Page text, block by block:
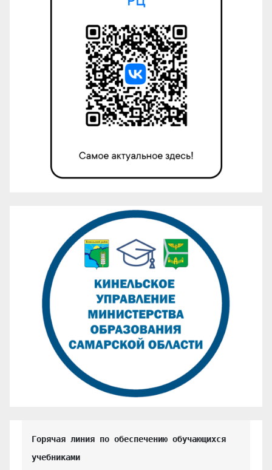
Горячая линия по обеспечению обучающихся
учебниками